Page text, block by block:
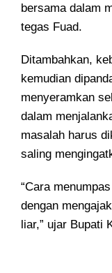
bersama dalam
tegas Fuad.
Ditambahkan,
kemudian
menyeramkan
dalam
masalah harus
saling
“Cara
dengan
liar,” ujar Bupati